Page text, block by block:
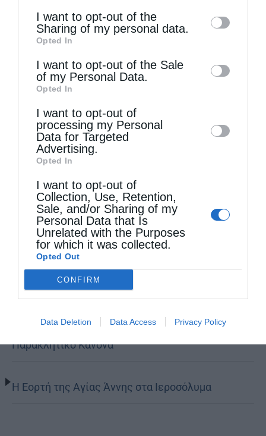
information by third parties on the IAB’s list
of downstream participants. This
information may also be disclosed by us to
third parties on theIAB’s List of
Downstream Participants
disclose it to other third parties.
I want to opt-out of the
Sharing of my personal data.
Opted In
I want to opt-out of the Sale
of my Personal Data.
Opted In
I want to opt-out of
processing my Personal
Data for Targeted
Advertising.
Opted In
I want to opt-out of
Collection, Use, Retention,
Sale, and/or Sharing of my
Personal Data that Is
Unrelated with the Purposes
for which it was collected.
Opted Out
CONFIRM
Data Deletion Data Access Privacy Policy
Τελευταία άρθρα
Ελληνικός Ερυθρός Σταυρός: Τι πρέπει να
περιέχει ένα φαρμακείο διακοπών
Η πανήγυρις της Μεταμορφώσεως του Σωτήρος
στη Θεσσαλονίκη
Όταν είσαι ευλαβής
Ο Νεαπόλεως στο Ιερό Παρεκκλήσι Αγίας
Παρασκευής Παλαιοκάστρου για το Μικρό
Παρακλητικό Κανόνα
Η Εορτή της Αγίας Άννης στα Ιεροσόλυμα